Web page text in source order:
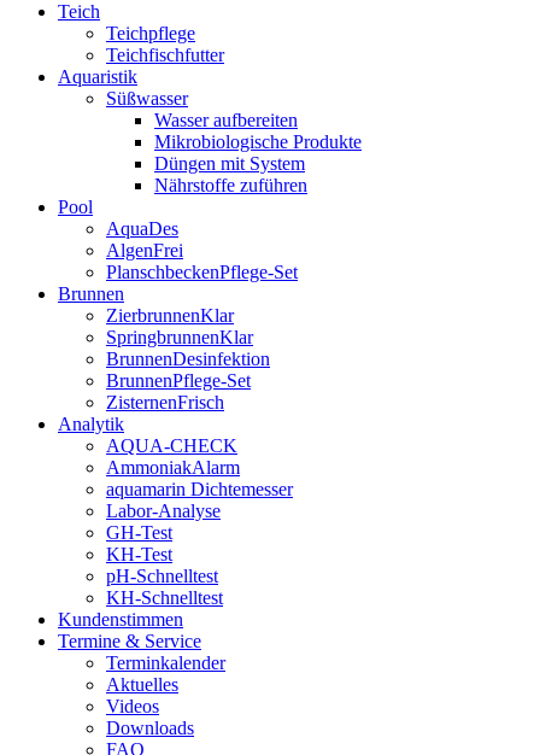
Teich
Teichpflege
Teichfischfutter
Aquaristik
Süßwasser
Wasser aufbereiten
Mikrobiologische Produkte
Düngen mit System
Nährstoffe zuführen
Pool
AquaDes
AlgenFrei
PlanschbeckenPflege-Set
Brunnen
ZierbrunnenKlar
SpringbrunnenKlar
BrunnenDesinfektion
BrunnenPflege-Set
ZisternenFrisch
Analytik
AQUA-CHECK
AmmoniakAlarm
aquamarin Dichtemesser
Labor-Analyse
GH-Test
KH-Test
pH-Schnelltest
KH-Schnelltest
Kundenstimmen
Termine & Service
Terminkalender
Aktuelles
Videos
Downloads
FAQ